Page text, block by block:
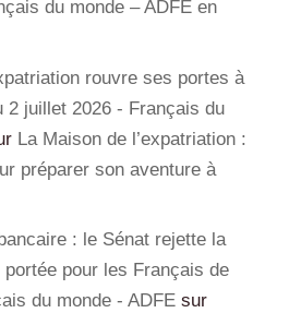
du monde – ADFE en
rouvre ses portes à
2 juillet 2026 - Français du
La Maison de l’expatriation :
préparer son aventure à
: le Sénat rejette la
pour les Français de
du monde - ADFEsur